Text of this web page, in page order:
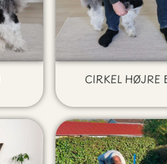
CIRKEL HØJRE